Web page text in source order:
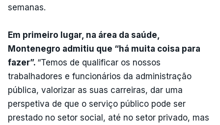
semanas.
Em primeiro lugar, na área da saúde,
Montenegro admitiu que “há muita coisa para
fazer”. “Temos de qualificar os nossos
trabalhadores e funcionários da administração
pública, valorizar as suas carreiras, dar uma
perspetiva de que o serviço público pode ser
prestado no setor social, até no setor privado, mas